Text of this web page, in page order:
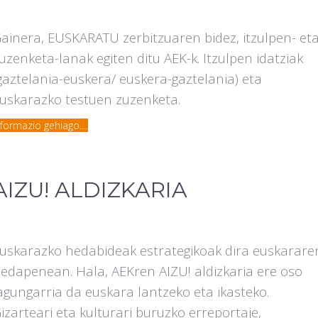
EUSKARATU zerbitzuaren bidez, itzulpen-
lanak egiten ditu AEK-k. Itzulpen idatziak
euskera/ euskera-gaztelania) eta
testuen zuzenketa.
gehiago....
ALDIZKARIA
hedabideak estrategikoak dira
Hala, AEKren AIZU! aldizkaria ere oso
da euskara lantzeko eta ikasteko.
eta kulturari buruzko erreportaje,